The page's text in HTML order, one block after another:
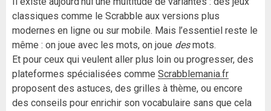
classiques comme le Scrabble aux versions plus
modernes en ligne ou sur mobile. Mais l’essentiel reste le
même : on joue avec les mots, on joue desmots.
Et pour ceux qui veulent aller plus loin ou progresser, des
plateformes spécialisées comme Scrabblemania.fr
proposent des astuces, des grilles à thème, ou encore
des conseils pour enrichir son vocabulaire sans que cela